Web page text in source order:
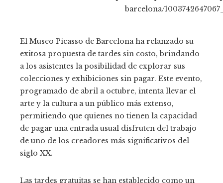
El Museo Picasso de Barcelona ha relanzado su
exitosa propuesta de tardes sin costo, brindando
a los asistentes la posibilidad de explorar sus
colecciones y exhibiciones sin pagar. Este evento,
programado de abril a octubre, intenta llevar el
arte y la cultura a un público más extenso,
permitiendo que quienes no tienen la capacidad
de pagar una entrada usual disfruten del trabajo
de uno de los creadores más significativos del
siglo XX.
Las tardes gratuitas se han establecido como un